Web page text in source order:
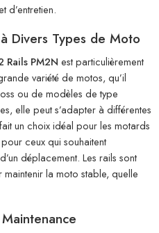
d’entretien.
Divers Types de Moto
Rails PM2N est particulièrement
variété de motos, qu’il
ou de modèles de type
elle peut s’adapter à différentes
un choix idéal pour les motards
ceux qui souhaitent
déplacement. Les rails sont
la moto stable, quelle